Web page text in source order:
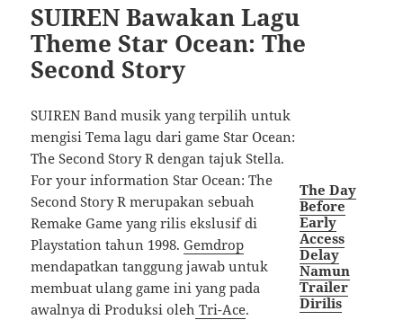
SUIREN Bawakan Lagu
Theme Star Ocean: The
Second Story
SUIREN Band musik yang terpilih untuk
mengisi Tema lagu dari game Star Ocean:
The Second Story R dengan tajuk Stella.
For your information Star Ocean: The
Second Story R merupakan sebuah
Remake Game yang rilis ekslusif di
Playstation tahun 1998.Gemdrop
mendapatkan tanggung jawab untuk
membuat ulang game ini yang pada
awalnya di Produksi oleh Tri-Ace.
The Day
Before
Early
Access
Delay
Namun
Trailer
Dirilis